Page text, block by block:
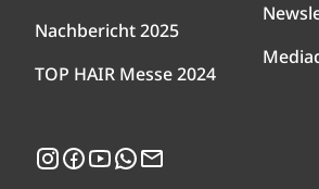
Nachbericht 2025
TOP HAIR Messe 2024
Instagram
Facebook
YouTubeWhatsApp